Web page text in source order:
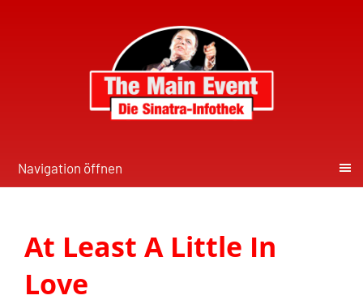
Navigation öffnen
At Least A Little In
Love